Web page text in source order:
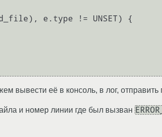
e.type != UNSET) {
вывести её в консоль, в лог,
и номер линии где был вызван